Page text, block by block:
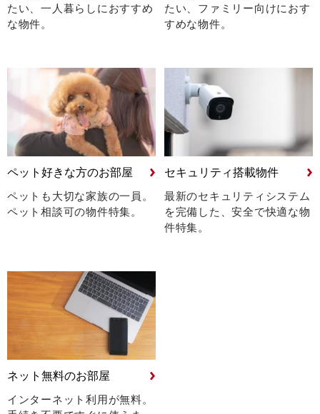
たい、一人暮らしにおすすめ
な物件。
たい、 ファミリー向けにおす
すめな物件。
ペット好きな方のお部屋
ペットも大切な家族の一員。
ペット相談可の物件特集。
セキュリティ搭載物件
最新のセキュリティシステム
を完備した、安全で快適な物
件特集。
ネット無料のお部屋
インターネット利用が無料。